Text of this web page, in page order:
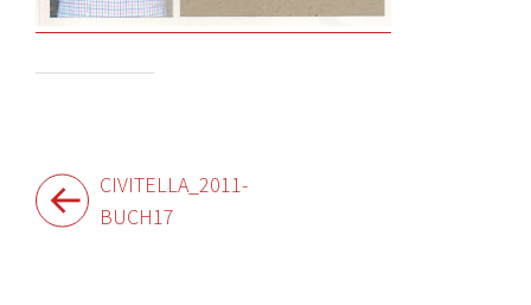
Beitragsnavigation
CIVITELLA_2011-
BUCH17